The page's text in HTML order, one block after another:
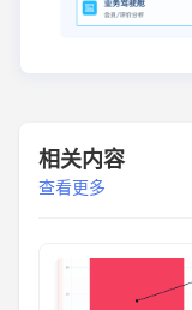
相关内容
查看更多